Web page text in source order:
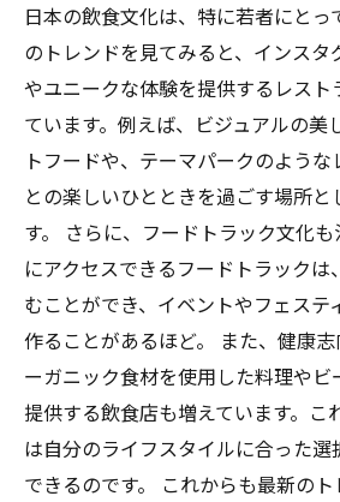
日本の飲食文化は、特に若者にとっ
のトレンドを見てみると、インス
やユニークな体験を提供するレスト
ています。例えば、ビジュアルの美
トフードや、テーマパークのよう
との楽しいひとときを過ごす場所
す。 さらに、フードトラック文化
にアクセスできるフードトラックは
むことができ、イベントやフェステ
作ることがあるほど。 また、健康
ーガニック食材を使用した料理やビ
提供する飲食店も増えています。こ
は自分のライフスタイルに合った
できるのです。 これからも最新の